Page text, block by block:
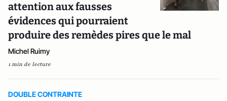
attention aux fausses
évidences qui pourraient
produire des remèdes pires que le mal
Michel Ruimy
1 min de lecture
DOUBLE CONTRAINTE